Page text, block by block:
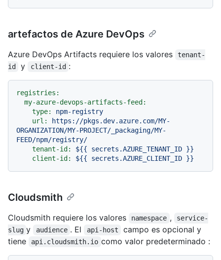
artefactos de Azure DevOps
Azure DevOps Artifacts requiere los valores
tenant-
id
y client-id :
registries:
my-azure-devops-artifacts-feed:
type:
npm-registry
url:
https://pkgs.dev.azure.com/MY-
ORGANIZATION/MY-PROJECT/_packaging/MY-
FEED/npm/registry/
tenant-id:
${{ secrets.AZURE_TENANT_ID }}
client-id:
${{ secrets.AZURE_CLIENT_ID }}
Cloudsmith
Cloudsmith requiere los valores namespace ,
service-
slug y audience . El api-host
campo es opcional y
tiene
api.cloudsmith.io como valor predeterminado :